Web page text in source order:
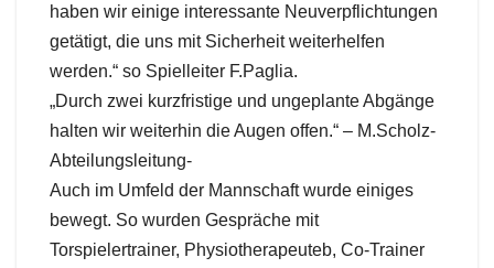
haben wir einige interessante Neuverpflichtungen
getätigt, die uns mit Sicherheit weiterhelfen
werden.“ so Spielleiter F.Paglia.
„Durch zwei kurzfristige und ungeplante Abgänge
halten wir weiterhin die Augen offen.“ – M.Scholz-
Abteilungsleitung-
Auch im Umfeld der Mannschaft wurde einiges
bewegt. So wurden Gespräche mit
Torspielertrainer, Physiotherapeuteb, Co-Trainer